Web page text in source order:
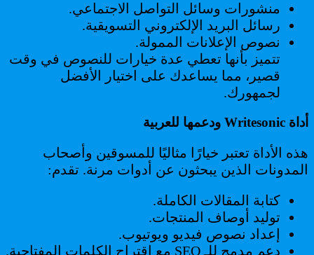
منشورات وسائل التواصل الاجتماعي.
رسائل البريد الإلكتروني التسويقية.
نصوص الإعلانات الممولة.
تتميز بأنها تعطي عدة خيارات للنصوص في وقت
قصير، مما يساعدك على اختيار الأفضل
لجمهورك.
أداة Writesonic ودعمها للعربية
هذه الأداة تعتبر خيارًا مثاليًا للمسوقين وأصحاب
المدونات الذين يبحثون عن أدوات مرنة. تقدم:
كتابة المقالات الكاملة.
توليد أوصاف المنتجات.
إعداد نصوص فيديو ويوتيوب.
دعم مدمج للـ SEO مع اقتراح الكلمات المفتاحية.